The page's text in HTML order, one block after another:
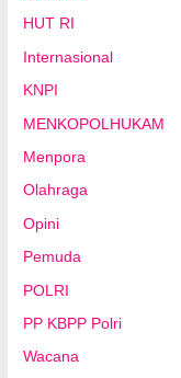
HUT RI
Internasional
KNPI
MENKOPOLHUKAM
Menpora
Olahraga
Opini
Pemuda
POLRI
PP KBPP Polri
Wacana